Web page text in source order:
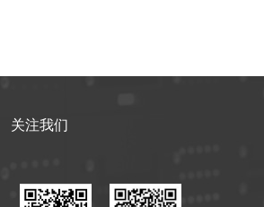
关注我们